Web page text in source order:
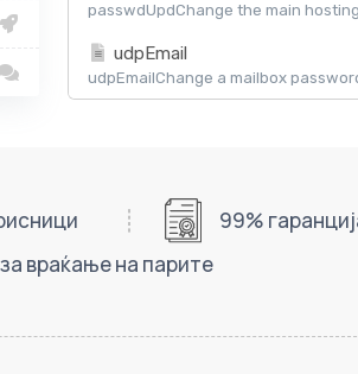
passwdUpdChange the main
udpEmail
udpEmailChange a mailbox
99%
враќање на парите